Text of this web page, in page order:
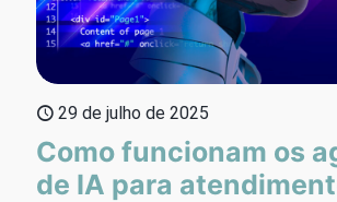
29 de julho de 2025
Como funcionam os
de IA para